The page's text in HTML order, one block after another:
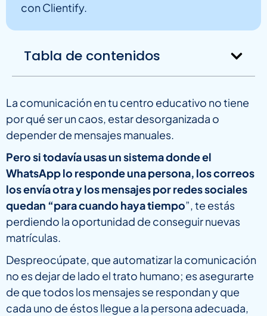
con Clientify.
Tabla de contenidos
La comunicación en tu centro educativo no tiene
por qué ser un caos, estar desorganizada o
depender de mensajes manuales.
Pero si todavía usas un sistema donde el
WhatsApp lo responde una persona, los correos
los envía otra y los mensajes por redes sociales
quedan “para cuando haya tiempo”, te estás
perdiendo la oportunidad de conseguir nuevas
matrículas.
Despreocúpate, que automatizar la comunicación
no es dejar de lado el trato humano; es asegurarte
de que todos los mensajes se respondan y que
cada uno de éstos llegue a la persona adecuada,